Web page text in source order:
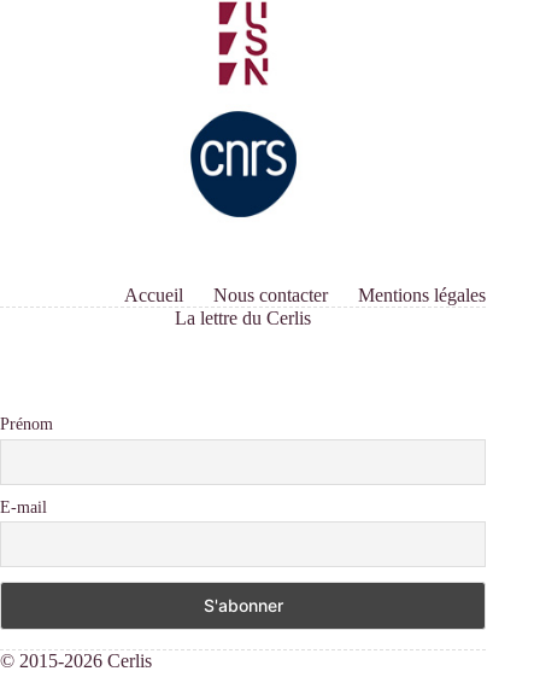
Accueil Nous contacter
Mentions légales
La lettre du Cerlis
Prénom
E-mail
© 2015-2026 Cerlis